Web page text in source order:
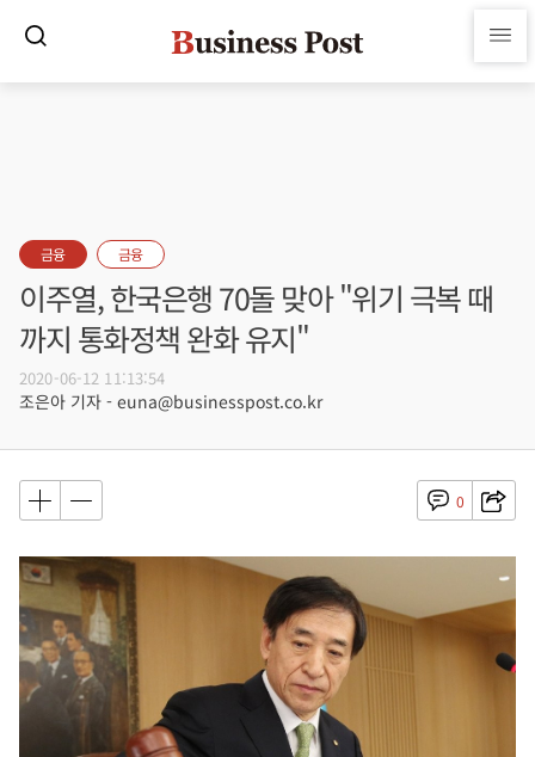
금융 금융
이주열, 한국은행 70돌 맞아 "위기 극복 때
까지 통화정책 완화 유지"
2020-06-12 11:13:54
조은아 기자 - euna@businesspost.co.kr
0